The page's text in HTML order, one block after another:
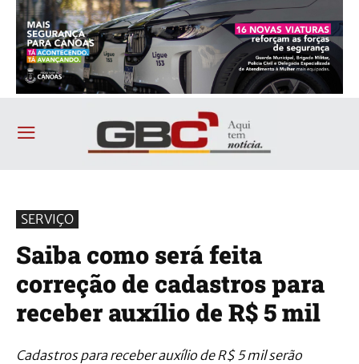
SERVIÇO
Saiba como será feita
correção de cadastros para
receber auxílio de R$ 5 mil
Cadastros para receber auxílio de R$ 5 mil serão